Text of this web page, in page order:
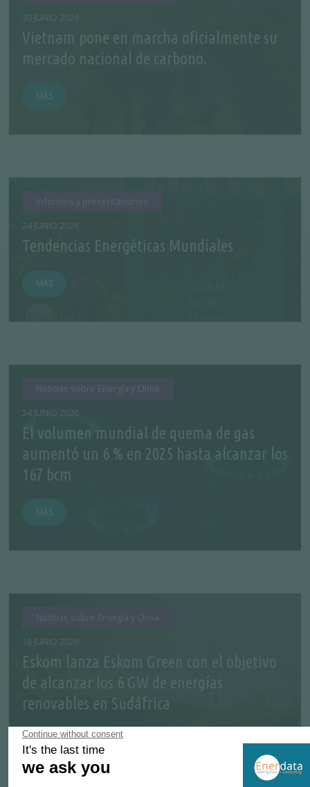
Vietnam pone en marcha oficialmente su
mercado nacional de carbono.
MÁS
Informes y presentaciones
24 JUNIO 2026
Tendencias Energéticas Mundiales
MÁS
Noticias sobre Energía y Clima
24 JUNIO 2026
El volumen mundial de quema de gas
aumentó un 6 % en 2025 hasta alcanzar los
167 bcm
MÁS
Noticias sobre Energía y Clima
16 JUNIO 2026
Eskom lanza Eskom Green con el objetivo
de alcanzar los 6 GW de energías
renovables en Sudáfrica
MÁS